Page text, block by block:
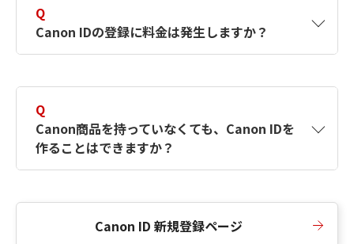
択したサービスから取得します。アカウントを
簡単に作成できるように、この情報を使用して
Canon IDの登録フォームを入力します。
Q
Canon IDの登録に料金は発生しますか？
Q
Canon商品を持っていなくても、Canon IDを
作ることはできますか？
Canon ID 新規登録ページ